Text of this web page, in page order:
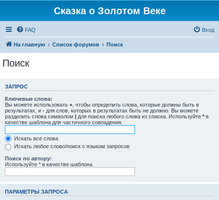
Сказка о Золотом Веке
FAQ Вход
На главную Список форумов Поиск
Поиск
ЗАПРОС
Ключевые слова:
Вы можете использовать + , чтобы определить слова, которые должны быть в
результатах, и - для слов, которых в результатах быть не должно. Вы можете
разделить слова символом | для поиска любого слова из списка. Используйте * в
качестве шаблона для частичного совпадения.
Искать все слова
Искать любое слово/поиск с языком запросов
Поиск по автору:
Используйте * в качестве шаблона.
ПАРАМЕТРЫ ЗАПРОСА